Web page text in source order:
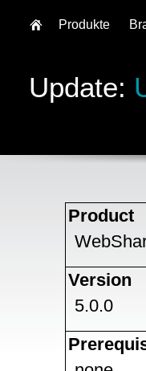
Update:
Product
Version
5.0.0
Produkte